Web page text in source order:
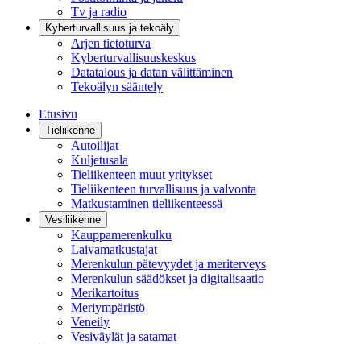
Tv ja radio
Kyberturvallisuus ja tekoäly
Arjen tietoturva
Kyberturvallisuuskeskus
Datatalous ja datan välittäminen
Tekoälyn sääntely
Etusivu
Tieliikenne
Autoilijat
Kuljetusala
Tieliikenteen muut yritykset
Tieliikenteen turvallisuus ja valvonta
Matkustaminen tieliikenteessä
Vesiliikenne
Kauppamerenkulku
Laivamatkustajat
Merenkulun pätevyydet ja meriterveys
Merenkulun säädökset ja digitalisaatio
Merikartoitus
Meriympäristö
Veneily
Vesiväylät ja satamat